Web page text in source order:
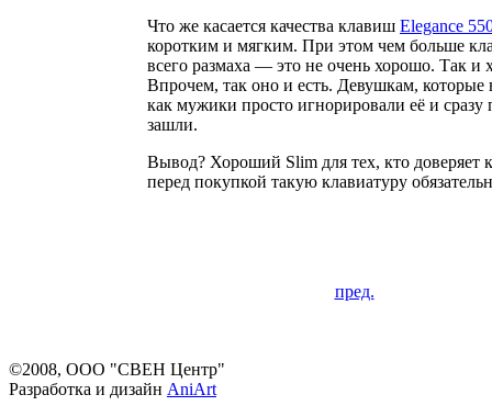
Что же касается качества клавиш Elegance
коротким и мягким. При этом чем больше
всего размаха — это не очень хорошо. Так и
Впрочем, так оно и есть. Девушкам, которые
как мужики просто игнорировали её и
зашли.
Вывод? Хороший Slim для тех, кто доверяет
перед покупкой такую клавиатуру
пред.
©2008, ООО "СВЕН Центр"
Разработка и дизайн AniArt